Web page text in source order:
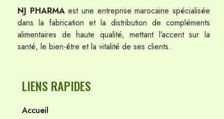
NJ PHARMAest une entreprise marocaine spécialisée
dans la fabrication et la distribution de compléments
alimentaires de haute qualité, mettant l’accent sur la
santé, le bien-être et la vitalité de ses clients.
LIENS RAPIDES
Accueil